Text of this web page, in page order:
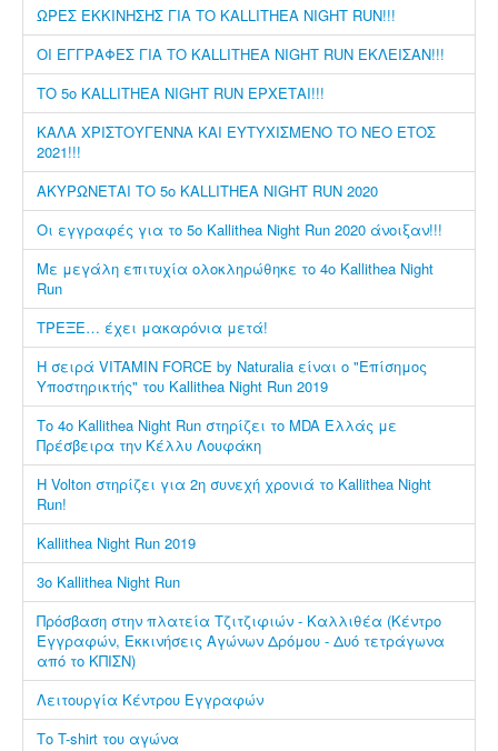
ΩΡΕΣ ΕΚΚΙΝΗΣΗΣ ΓΙΑ ΤΟ KALLITHEA NIGHT RUN!!!
ΟΙ ΕΓΓΡΑΦΕΣ ΓΙΑ ΤΟ KALLITHEA NIGHT RUN ΕΚΛΕΙΣΑΝ!!!
ΤΟ 5ο KALLITHEA NIGHT RUN ΕΡΧΕΤΑΙ!!!
ΚΑΛΑ ΧΡΙΣΤΟΥΓΕΝΝΑ ΚΑΙ ΕΥΤΥΧΙΣΜΕΝΟ ΤΟ ΝΕΟ ΕΤΟΣ
2021!!!
ΑΚΥΡΩΝΕΤΑΙ ΤΟ 5ο KALLITHEA NIGHT RUN 2020
Οι εγγραφές για το 5ο Kallithea Night Run 2020 άνοιξαν!!!
Με μεγάλη επιτυχία ολοκληρώθηκε το 4ο Kallithea Night
Run
ΤΡΕΞΕ… έχει μακαρόνια μετά!
Η σειρά VITAMIN FORCE by Naturalia είναι ο "Επίσημος
Υποστηρικτής" του Kallithea Night Run 2019
Το 4ο Kallithea Night Run στηρίζει το MDA Ελλάς με
Πρέσβειρα την Κέλλυ Λουφάκη
H Volton στηρίζει για 2η συνεχή χρονιά το Kallithea Night
Run!
Kallithea Night Run 2019
3ο Kallithea Night Run
Πρόσβαση στην πλατεία Τζιτζιφιών - Καλλιθέα (Κέντρο
Εγγραφών, Εκκινήσεις Αγώνων Δρόμου - Δυό τετράγωνα
από το ΚΠΙΣΝ)
Λειτουργία Κέντρου Εγγραφών
Το T-shirt του αγώνα